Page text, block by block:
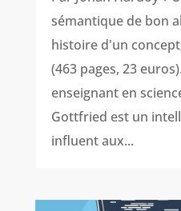
sémantique de bon
histoire d'un
(463 pages, 23
enseignant en
Gottfried est un
influent aux...